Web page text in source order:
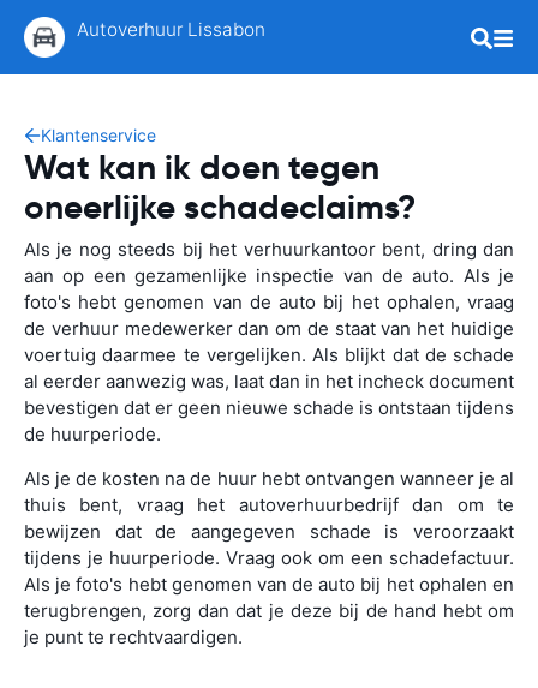
Autoverhuur Lissabon
Klantenservice
Wat kan ik doen tegen
oneerlijke schadeclaims?
Als je nog steeds bij het verhuurkantoor bent, dring dan
aan op een gezamenlijke inspectie van de auto. Als je
foto's hebt genomen van de auto bij het ophalen, vraag
de verhuur medewerker dan om de staat van het huidige
voertuig daarmee te vergelijken. Als blijkt dat de schade
al eerder aanwezig was, laat dan in het incheck document
bevestigen dat er geen nieuwe schade is ontstaan tijdens
de huurperiode.
Als je de kosten na de huur hebt ontvangen wanneer je al
thuis bent, vraag het autoverhuurbedrijf dan om te
bewijzen dat de aangegeven schade is veroorzaakt
tijdens je huurperiode. Vraag ook om een schadefactuur.
Als je foto's hebt genomen van de auto bij het ophalen en
terugbrengen, zorg dan dat je deze bij de hand hebt om
je punt te rechtvaardigen.